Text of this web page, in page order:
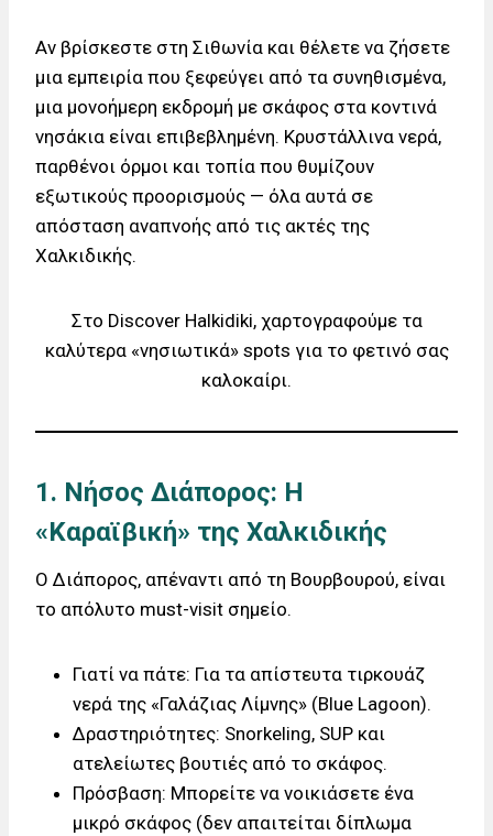
Αν βρίσκεστε στη Σιθωνία και θέλετε να ζήσετε
μια εμπειρία που ξεφεύγει από τα συνηθισμένα,
μια μονοήμερη εκδρομή με σκάφος στα κοντινά
νησάκια είναι επιβεβλημένη. Κρυστάλλινα νερά,
παρθένοι όρμοι και τοπία που θυμίζουν
εξωτικούς προορισμούς — όλα αυτά σε
απόσταση αναπνοής από τις ακτές της
Χαλκιδικής.
Στο Discover Halkidiki, χαρτογραφούμε τα
καλύτερα «νησιωτικά» spots για το φετινό σας
καλοκαίρι.
1. Νήσος Διάπορος: Η
«Καραϊβική» της Χαλκιδικής
Ο Διάπορος, απέναντι από τη Βουρβουρού, είναι
το απόλυτο must-visit σημείο.
Γιατί να πάτε: Για τα απίστευτα τιρκουάζ
νερά της «Γαλάζιας Λίμνης» (Blue Lagoon).
Δραστηριότητες: Snorkeling, SUP και
ατελείωτες βουτιές από το σκάφος.
Πρόσβαση: Μπορείτε να νοικιάσετε ένα
μικρό σκάφος (δεν απαιτείται δίπλωμα